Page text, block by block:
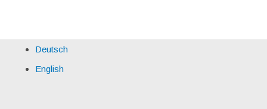
Deutsch
English